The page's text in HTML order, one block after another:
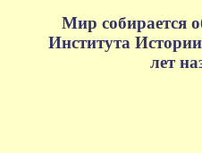
Мир собирается
Института
лет